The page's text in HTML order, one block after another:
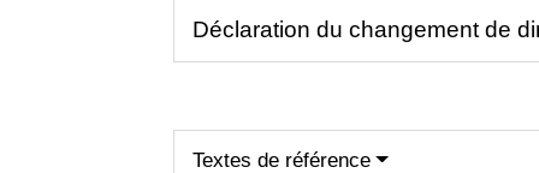
Déclaration du changement de
Textes de référence